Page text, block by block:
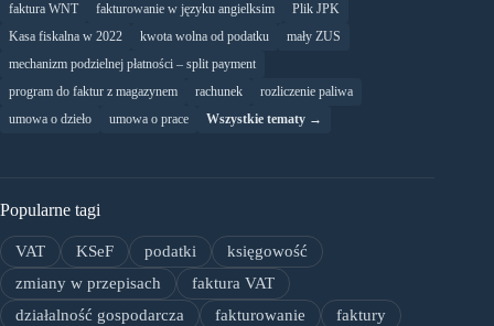
faktura WNT
fakturowanie w języku angielksim
Plik JPK
Kasa fiskalna w 2022
kwota wolna od podatku
mały ZUS
mechanizm podzielnej płatności – split payment
program do faktur z magazynem
rachunek
rozliczenie paliwa
umowa o dzieło
umowa o prace Wszystkie tematy →
Popularne tagi
VAT KSeF podatki
księgowość
zmiany w przepisach
faktura VAT
działalność gospodarcza
fakturowanie
faktury